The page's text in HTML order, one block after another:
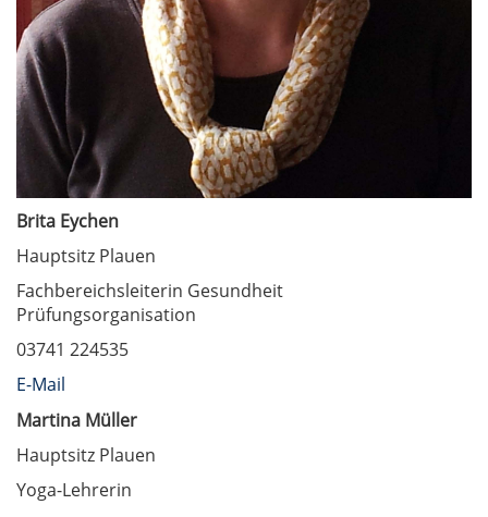
Brita Eychen
Hauptsitz Plauen
Fachbereichsleiterin Gesundheit
Prüfungsorganisation
03741 224535
E-Mail
Martina Müller
Hauptsitz Plauen
Yoga-Lehrerin